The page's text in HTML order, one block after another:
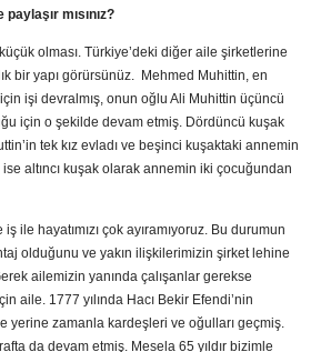
mısınız?
olması. Türkiye’deki diğer aile şirketlerine
bir yapı görürsünüz. Mehmed Muhittin, en
işi devralmış, onun oğlu Ali Muhittin üçüncü
için o şekilde devam etmiş. Dördüncü kuşak
tek kız evladı ve beşinci kuşaktaki annemin
altıncı kuşak olarak annemin iki çocuğundan
ile hayatımızı çok ayıramıyoruz. Bu durumun
olduğunu ve yakın ilişkilerimizin şirket lehine
ailemizin yanında çalışanlar gerekse
aile. 1777 yılında Hacı Bekir Efendi’nin
yerine zamanla kardeşleri ve oğulları geçmiş.
da devam etmiş. Mesela 65 yıldır bizimle